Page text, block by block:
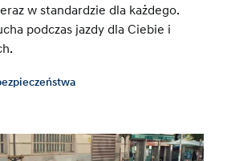
w standardzie dla każdego.
podczas jazdy dla Ciebie i